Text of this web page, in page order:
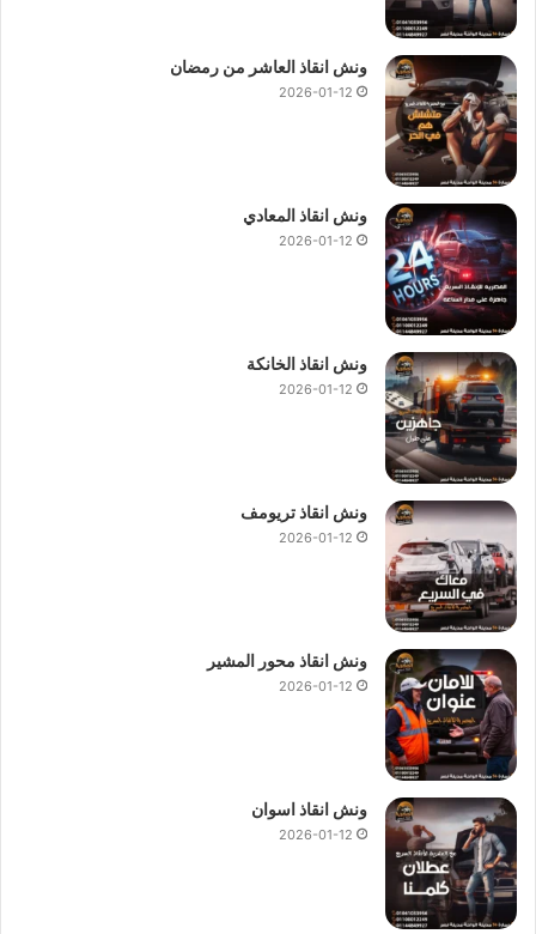
ونش انقاذ العاشر من رمضان
2026-01-12
ونش انقاذ المعادي
2026-01-12
ونش انقاذ الخانكة
2026-01-12
ونش انقاذ تريومف
2026-01-12
ونش انقاذ محور المشير
2026-01-12
ونش انقاذ اسوان
2026-01-12